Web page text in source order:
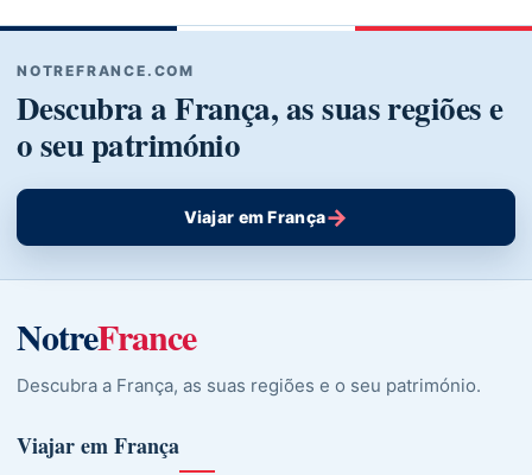
NOTREFRANCE.COM
Descubra a França, as suas regiões e
o seu património
Viajar em França→
NotreFrance
Descubra a França, as suas regiões e o seu património.
Viajar em França